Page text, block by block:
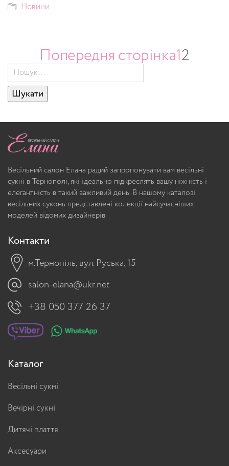
Новини
Попередня сторінка12
Шукати
Весільний салон Елана радий запропонувати вам весільні
сукні в Тернополі, які ідеально підкреслять вашу ніжність і
елегантність в такий важливий день. В нашому каталозі
весільних суконь представлені колекції найсучасніших
моделей відомих дизайнерів
Контакти
м.Тернопіль, вул. Руська, 15
salon-elana@ukr.net
+38 050 377 26 37
Каталог
Весільні сукні
Вечірні сукні
Дитячі плаття
Аксесуари